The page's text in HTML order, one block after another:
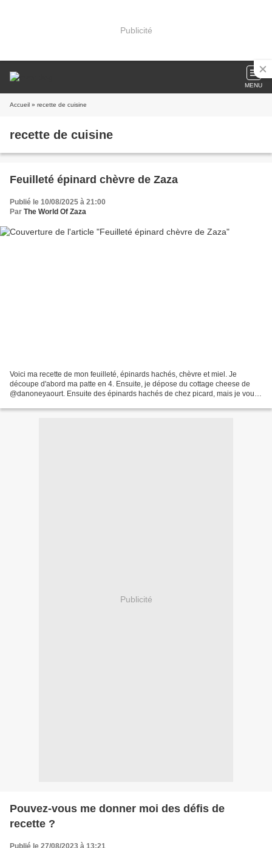
Publicité
MENU
Accueil » recette de cuisine
recette de cuisine
Feuilleté épinard chèvre de Zaza
Publié le 10/08/2025 à 21:00
Par The World Of Zaza
Voici ma recette de mon feuilleté, épinards hachés, chèvre et miel. Je
découpe d'abord ma patte en 4. Ensuite, je dépose du cottage cheese de
@danoneyaourt. Ensuite des épinards hachés de chez picard, mais je vous
Publicité
Pouvez-vous me donner moi des défis de
recette ?
Publié le 27/08/2023 à 13:21